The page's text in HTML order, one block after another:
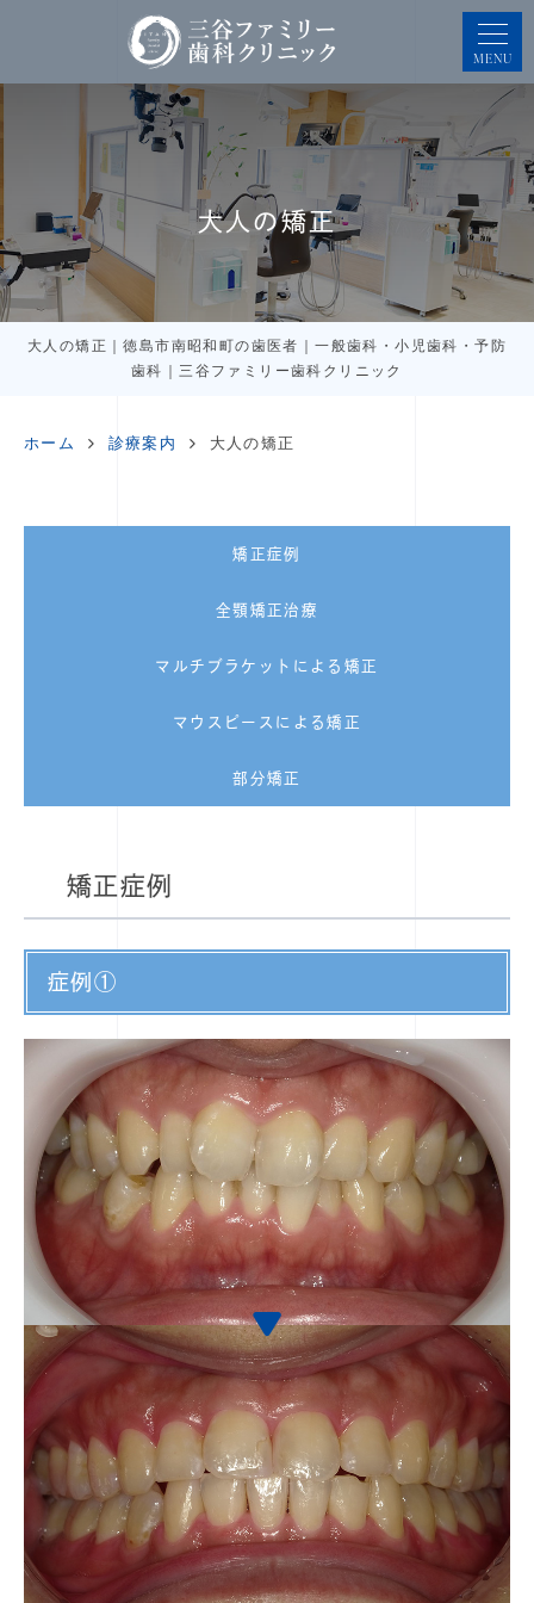
MENU
大人の矯正
大人の矯正｜徳島市南昭和町の歯医者｜一般歯科・小児歯科・予防
歯科｜三谷ファミリー歯科クリニック
ホーム 診療案内 大人の矯正
矯正症例
全顎矯正治療
マルチブラケットによる矯正
マウスピースによる矯正
部分矯正
矯正症例
症例①